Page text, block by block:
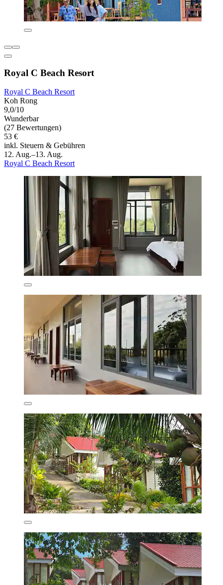
Royal C Beach Resort
Royal C Beach Resort
Koh Rong
9,0/10
Wunderbar
(27 Bewertungen)
53 €
inkl. Steuern & Gebühren
12. Aug.–13. Aug.
Royal C Beach Resort